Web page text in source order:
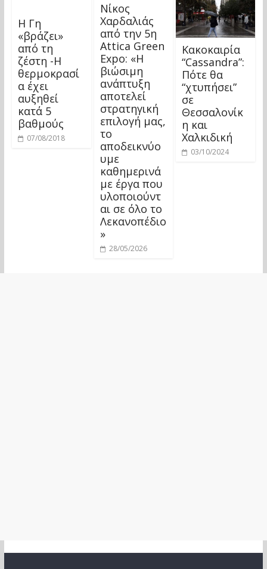
Η Γη
«βράζει»
από τη
ζέστη -Η
θερμοκρασί
α έχει
αυξηθεί
κατά 5
βαθμούς
07/08/2018
Νίκος
Χαρδαλιάς
από την 5η
Attica Green
Expo: «Η
βιώσιμη
ανάπτυξη
αποτελεί
στρατηγική
επιλογή μας,
το
αποδεικνύο
υμε
καθημερινά
με έργα που
υλοποιούντ
αι σε όλο το
Λεκανοπέδιο
»
28/05/2026
Kακοκαιρία
“Cassandra”:
Πότε θα
“χτυπήσει”
σε
Θεσσαλονίκ
η και
Χαλκιδική
03/10/2024